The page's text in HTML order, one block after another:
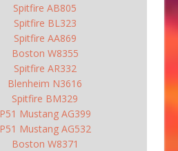
Spitfire AB805
Spitfire BL323
Spitfire AA869
Boston W8355
Spitfire AR332
Blenheim N3616
Spitfire BM329
P51 Mustang AG399
P51 Mustang AG532
Boston W8371